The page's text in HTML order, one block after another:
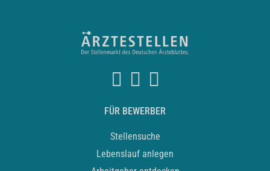
FÜR BEWERBER
Stellensuche
Lebenslauf anlegen